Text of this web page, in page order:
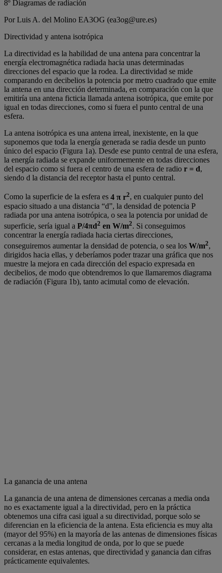
8º Diagramas de radiación
Por Luis A. del Molino EA3OG (ea3og@ure.es)
Directividad y antena isotrópica
La directividad es la habilidad de una antena para concentrar la
energía electromagnética radiada hacia unas determinadas
direcciones del espacio que la rodea. La directividad se mide
comparando en decibelios la potencia por metro cuadrado que emite
la antena en una dirección determinada, en comparación con la que
emitiría una antena ficticia llamada antena isotrópica, que emite por
igual en todas direcciones, como si fuera el punto central de una
esfera.
La antena isotrópica es una antena irreal, inexistente, en la que
suponemos que toda la energía generada se radia desde un punto
único del espacio (Figura 1a). Desde ese punto central de una esfera,
la energía radiada se expande uniformemente en todas direcciones
del espacio como si fuera el centro de una esfera de radio r = d,
siendo d la distancia del receptor hasta el punto central.
Como la superficie de la esfera es 4 π r2, en cualquier punto del
espacio situado a una distancia “d”, la densidad de potencia P
radiada por una antena isotrópica, o sea la potencia por unidad de
superficie, sería igual a P/4πd2 en W/m2. Si conseguimos
concentrar la energía radiada hacia ciertas direcciones,
conseguiremos aumentar la densidad de potencia, o sea los W/m2,
dirigidos hacia ellas, y deberíamos poder trazar una gráfica que nos
muestre la mejora en cada dirección del espacio expresada en
decibelios, de modo que obtendremos lo que llamaremos diagrama
de radiación (Figura 1b), tanto acimutal como de elevación.
La ganancia de una antena
La ganancia de una antena de dimensiones cercanas a media onda
no es exactamente igual a la directividad, pero en la práctica
obtenemos una cifra casi igual a su directividad, porque solo se
diferencian en la eficiencia de la antena. Esta eficiencia es muy alta
(mayor del 95%) en la mayoría de las antenas de dimensiones físicas
cercanas a la media longitud de onda, por lo que se puede
considerar, en estas antenas, que directividad y ganancia dan cifras
prácticamente equivalentes.